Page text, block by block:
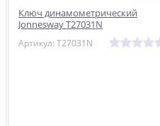
Ключ динамометрический
Jonnesway T27031N
Артикул: T27031N